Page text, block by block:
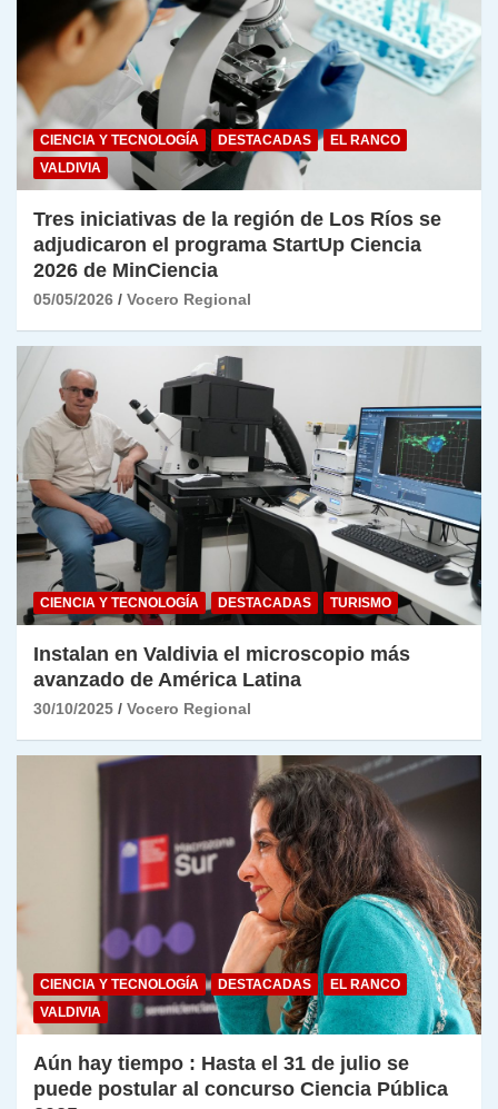
CIENCIA Y TECNOLOGÍA DESTACADAS
EL RANCO
VALDIVIA
Tres iniciativas de la región de Los Ríos se
adjudicaron el programa StartUp Ciencia
2026 de MinCiencia
05/05/2026 Vocero Regional
CIENCIA Y TECNOLOGÍA DESTACADAS TURISMO
Instalan en Valdivia el microscopio más
avanzado de América Latina
30/10/2025 Vocero Regional
CIENCIA Y TECNOLOGÍA DESTACADAS
EL RANCO
VALDIVIA
Aún hay tiempo : Hasta el 31 de julio se
puede postular al concurso Ciencia Pública